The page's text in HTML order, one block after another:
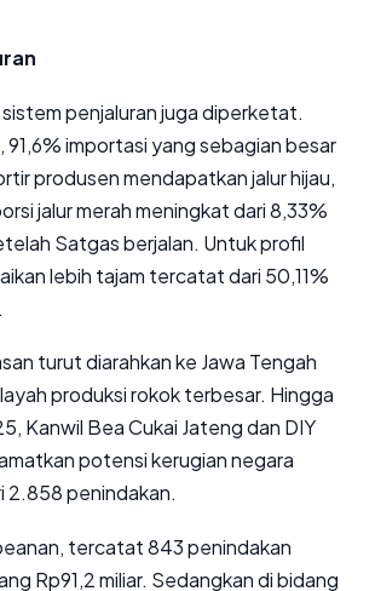
sistem penjaluran juga diperketat.
91,6% importasi yang sebagian besar
produsen mendapatkan jalur hijau,
jalur merah meningkat dari 8,33%
Satgas berjalan. Untuk profil
lebih tajam tercatat dari 50,11%
turut diarahkan ke Jawa Tengah
produksi rokok terbesar. Hingga
Kanwil Bea Cukai Jateng dan DIY
potensi kerugian negara
2.858 penindakan.
tercatat 843 penindakan
Rp91,2 miliar. Sedangkan di bidang